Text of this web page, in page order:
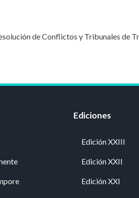
de Conflictos y Tribunales de
Ediciones
Edición XXIII
Edición XXII
Edición XXI